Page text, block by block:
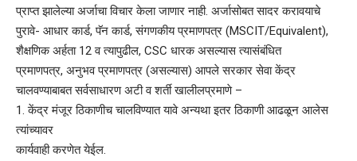
प्राप्त झालेल्या अर्जाचा विचार केला जाणार नाही. अर्जासोबत सादर करावयाचे
पुरावे- आधार कार्ड, पॅन कार्ड, संगणकीय प्रमाणपत्र (MSCIT/Equivalent),
शैक्षणिक अर्हता 12 व त्यापुढील, CSC धारक असल्यास त्यासंबंधित
प्रमाणपत्र, अनुभव प्रमाणपत्र (असल्यास) आपले सरकार सेवा केंद्र
चालवण्याबाबत सर्वसाधारण अटी व शर्ती खालीलप्रमाणे –
केंद्र मंजूर ठिकाणीच चालविण्यात यावे अन्यथा इतर ठिकाणी आढळून आलेस
त्यांच्यावर
कार्यवाही करणेत येईल.